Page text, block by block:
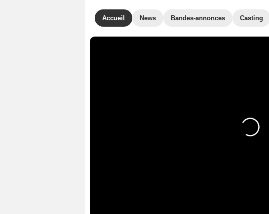
Accueil News Bandes-annonces Casting